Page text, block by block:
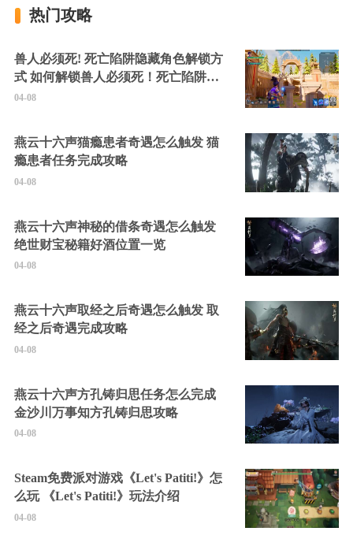
热门攻略
兽人必须死! 死亡陷阱隐藏角色解锁方
式 如何解锁兽人必须死！死亡陷阱中
的隐藏角色
04-08
燕云十六声猫瘾患者奇遇怎么触发 猫
瘾患者任务完成攻略
04-08
燕云十六声神秘的借条奇遇怎么触发
绝世财宝秘籍好酒位置一览
04-08
燕云十六声取经之后奇遇怎么触发 取
经之后奇遇完成攻略
04-08
燕云十六声方孔铸归思任务怎么完成
金沙川万事知方孔铸归思攻略
04-08
Steam免费派对游戏《Let's Patiti!》怎
么玩 《Let's Patiti!》玩法介绍
04-08